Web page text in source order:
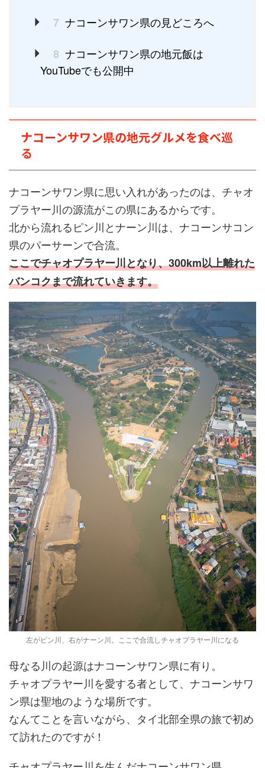
7 ナコーンサワン県の見どころへ
8 ナコーンサワン県の地元飯は
YouTubeでも公開中
ナコーンサワン県の地元グルメを食べ巡
る
ナコーンサワン県に思い入れがあったのは、チャオ
プラヤー川の源流がこの県にあるからです。
北から流れるピン川とナーン川は、ナコーンサコン
県のパーサーンで合流。
ここでチャオプラヤー川となり、300km以上離れた
バンコクまで流れていきます。
左がピン川、右がナーン川。ここで合流しチャオプラヤー川になる
母なる川の起源はナコーンサワン県に有り。
チャオプラヤー川を愛する者として、ナコーンサワ
ン県は聖地のような場所です。
なんてことを言いながら、タイ北部全県の旅で初め
て訪れたのですが！